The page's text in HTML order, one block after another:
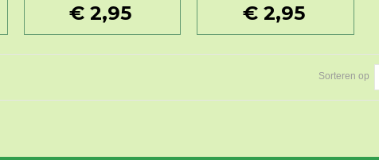
€ 2,95 € 2,95
Sorteren op